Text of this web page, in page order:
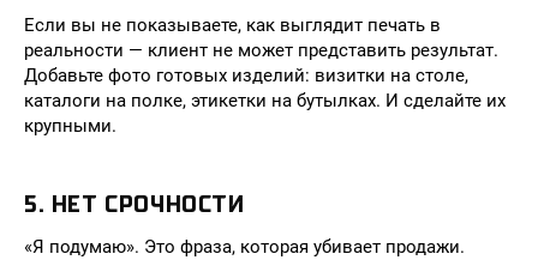
Если вы не показываете, как выглядит печать в
реальности — клиент не может представить результат.
Добавьте фото готовых изделий: визитки на столе,
каталоги на полке, этикетки на бутылках. И сделайте их
крупными.
5. НЕТ СРОЧНОСТИ
«Я подумаю». Это фраза, которая убивает продажи.